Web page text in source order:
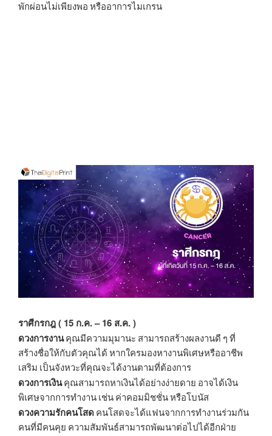
พักผ่อนไม่เพียงพอ หรืออาการไมเกรน
ราศีกรกฎ ( 15 ก.ค. – 16 ส.ค. )
ดวงการงานคุณมีความมุมานะ สามารถสร้างผลงานดี ๆ ที่
สร้างชื่อให้กับตัวคุณได้ หากใครมองหางานพิเศษหรืออาชีพ
เสริม เป็นจังหวะที่คุณจะได้งานตามที่ต้องการ
ดวงการเงินคุณสามารถหาเงินได้อย่างง่ายดาย อาจได้เงิน
พิเศษจากการทำงาน เช่น ค่าคอมมิชชั่น หรือโบนัส
ดวงความรักคนโสด คนโสดจะได้แฟนจากการทำงานร่วมกัน
คนที่มีคนคุย ความสัมพันธ์สามารถพัฒนาต่อไปได้อีกฝ่าย